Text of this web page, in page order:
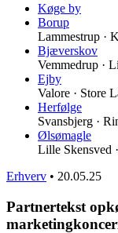
Køge by
Borup
Lammestrup ·
Bjæverskov
Vemmedrup ·
Ejby
Valore · Store
Herfølge
Svansbjerg ·
Ølsømagle
Lille Skensved
Erhverv • 20.05.25
Partnertekst